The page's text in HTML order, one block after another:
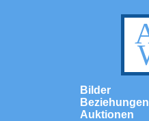
Bilder
Beziehungen
Auktionen